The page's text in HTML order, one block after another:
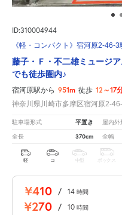
ID:310004944
《軽・コンパクト》宿河原2-46-3
藤子・Ｆ・不二雄ミュージ
でも徒歩圏内♪
宿河原駅から 951m 徒歩 12～17
神奈川県川崎市多摩区宿河原2-
駐車場形式 平置き 屋内外
全長 370cm 全幅
軽 コ 中型 ボックス
¥410 / 14 時間
¥270 / 10 時間